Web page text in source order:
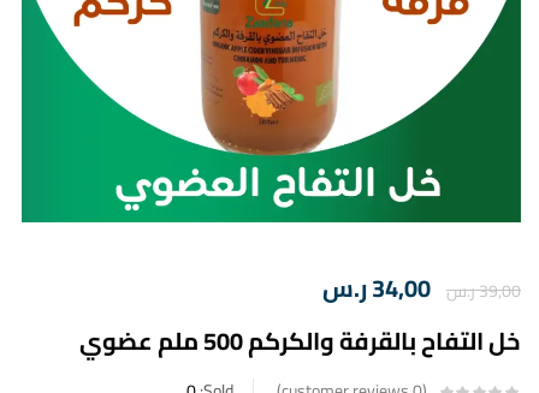
39,00ر.س 34,00ر.س
خل التفاح بالقرفة والكركم 500 ملم عضوي
انشاء حساب